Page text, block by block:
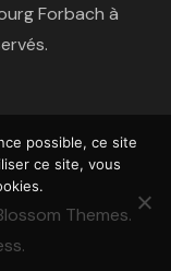
Forbach à
Themes.
.
possible, ce site
ce site, vous